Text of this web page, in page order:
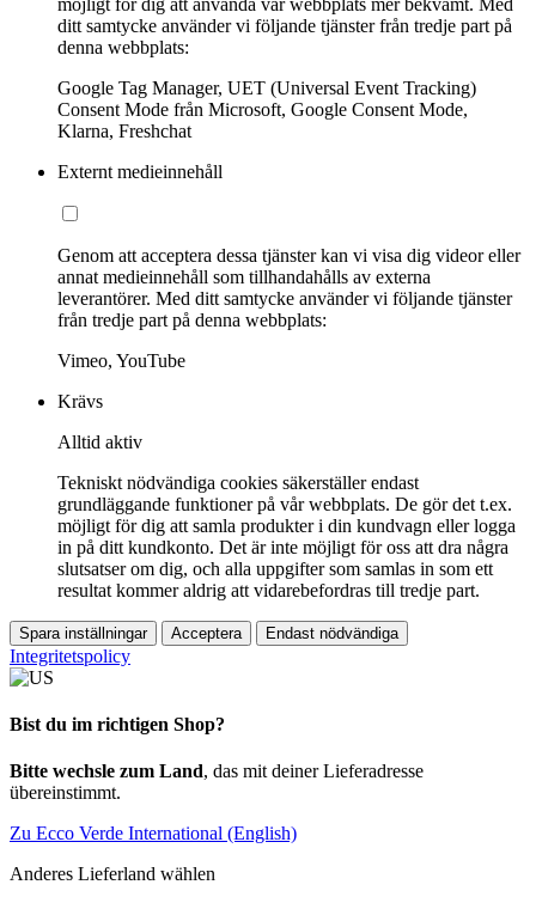
ditt samtycke använder vi följande tjänster från tredje part på
denna webbplats:
Google Tag Manager, UET (Universal Event Tracking)
Consent Mode från Microsoft, Google Consent Mode,
Klarna, Freshchat
Externt medieinnehåll
Genom att acceptera dessa tjänster kan vi visa dig videor eller
annat medieinnehåll som tillhandahålls av externa
leverantörer. Med ditt samtycke använder vi följande tjänster
från tredje part på denna webbplats:
Vimeo, YouTube
Krävs
Alltid aktiv
Tekniskt nödvändiga cookies säkerställer endast
grundläggande funktioner på vår webbplats. De gör det t.ex.
möjligt för dig att samla produkter i din kundvagn eller logga
in på ditt kundkonto. Det är inte möjligt för oss att dra några
slutsatser om dig, och alla uppgifter som samlas in som ett
resultat kommer aldrig att vidarebefordras till tredje part.
Spara inställningar Acceptera Endast nödvändiga
Integritetspolicy
Bist du im richtigen Shop?
Bitte wechsle zum Land, das mit deiner Lieferadresse
übereinstimmt.
Zu Ecco Verde International (English)
Anderes Lieferland wählen